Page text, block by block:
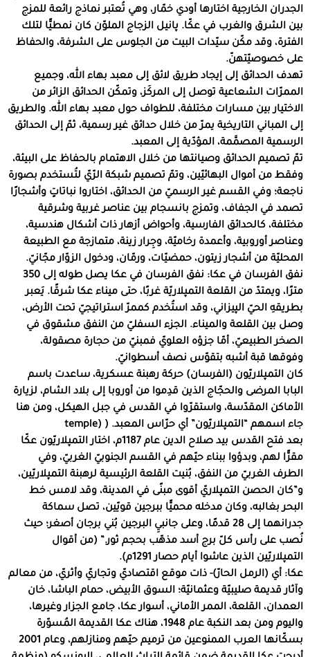
الجدران الخارجية اختارها أودي خمّار، وهي تُعتبر نماذج رائعة للمزج
بين الشرق والغرب في عكّا. پانيل الزجاج الملوّن كان نمطيًّا لتلك
الفترة، وقد مكّن سيّدات البيت من الجلوس على الشرفة، والحفاظ
على خصوصيّتهنّ.
تهدف الحدائق إلى إيجاد طريق لائق إلى معبد بهاء الله، وجميع
الممرّات الشعاعية توصل إلى المركَز، وتمكّن الحدائق الزائر من
الاختيار بين مسارات مختلفة، للطواف حول معبد بهاء الله. والطريق
إلى المباني التاريخية يمرّ من خلال حدائق غير رسمية، ثمّ إلى الحدائق
الرسمية المصمَّمة، المؤدّية إلى المعبد.
تمّ تصميم الحدائق وصيانتها من خلال الاهتمام بالحفاظ على البيئة،
وفقط من أموال البهائيّين، وتمّ تصميم شبكة الرّيّ لتُستخدم بصورة
ناجعة؛ وفي القسم غير الرسميّ من الحدائق، اختاروا نباتاتٍ وأشجارًا
تصمد في الجفاف، وتمزج بانسجام بين عناصر غربية وشرقية
مختلفة، كالحدائق الفارسية، وأحواض أزهار ذات أشكال هندسية،
وعناصر أوروبية، وأعمدة رخاميّة، وجِرار زينة، متمازجة مع الطبيعة
المحليّة من أشجار زيتون، حمضيّات، ورمّان، ودخول الزوّار مجّانيّ.
نفق الفرسان في عكا: نفق الفرسان في عكا يصل طوله إلى 350
مترًا، ويمتدّ من القلعة التمپلاريّة غربًا، حتى ميناء عكا شرقًا. يَعبر
بطريقهِ الحيّ الپيزاني، وقد استُخدم كممرّ استراتيجيّ تحت الأرض،
وصل بين القلعة والميناء. الجزء السفليّ من النفق مشقوق في
الصخر الطبيعيّ، أمّا جزؤه العلويّ فمبنيّ من حجارة مصقولة،
وفوقها قبة أشبه بتقوّس نصف أسطوانيّ.
كان التمپلاريّون (الفرسان) حركة رهبنة عسكرية، ساعدت باسم
البابا المرضى والحجّاج الذين قدِموا من أوروبا إلى بلاد الشام، لزيارة
الأماكن المقدّسة، واستقرّوا في القدس في جبل الهيكل، ومن هنا
جاء اسمهم “التمپلاريّون” أي حرّاس المعبد. ( (temple
بعد فتح القدس بيد صلاح الدين عام 1187م، اختار التمپلاريّون عكّا
مقرًّا لهم، وبدؤوا ببناء حيّهم في القسم الجنوبيّ الغربيّ، وفي
الطرف الغربيّ من النفق، بُنيت القلعة الرئيسية لرهبنة التمپلاريّين،
و”كان الحصن التمپلاريّ أقوى مبنًى في المدينة، وقد لامس خط
البحر بغالبه، وكان مدخله محميًّا ببرجين قويّين، تصل سماكة
جدرانهما إلى 28 قدمًا، وعلى جانبيِ البرجين بُني برجان أصغر؛ حيث
نُصب على رأس كلّ برج أسد مذهّب بحجم ثور.” (من أقوال
التمپلاريّين الذين عاشوا أيام حصار 1291م).
عكا: أي (الرمل الحارّ)- ذات موقع اقتصاديّ وتجاريّ وأثريّ، من معالم
وآثار قديمة صليبيّة وعثمانيّة؛ السوق الأبيض، حمام الباشا، خان
العمدان، القلعة، الممر الأماني، أسوار عكا، جامع الجزار وغيرها،
واليوم ومن بعد النكبة عام 1948، هناك عكا القديمة المُسوّرة
بسكّانها العرب الممنوعين من ترميم حيّهم ومنازلهم، وعام 2001